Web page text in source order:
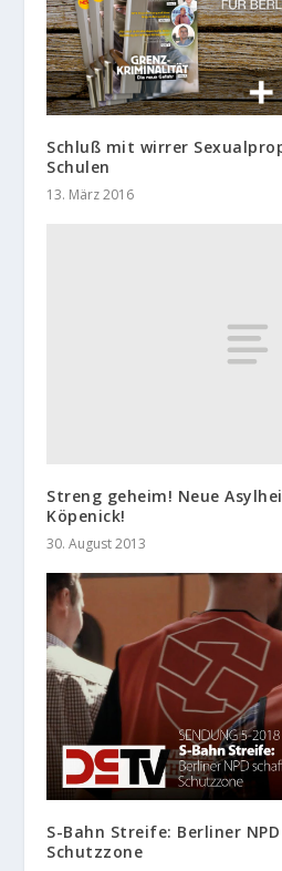
Schluß mit wirrer
Schulen
13. März 2016
Streng geheim! Neue
Köpenick!
30. August 2013
S-Bahn Streife: Berliner
Schutzzone